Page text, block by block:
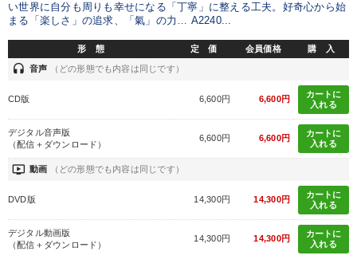
い世界に自分も周りも幸せになる「丁寧」に整える工夫。好奇心から始
まる「楽しさ」の追求、「氣」の力… A2240...
形 態 定 価 会員価格 購 入
headset 音声 （どの形態でも内容は同じです）
CD版 6,600円 6,600円
カートに
入れる
デジタル音声版
（配信＋ダウンロード）
6,600円 6,600円
カートに
入れる
ondemand_video 動画 （どの形態でも内容は同じです）
DVD版 14,300円 14,300円
カートに
入れる
デジタル動画版
（配信＋ダウンロード）
14,300円 14,300円
カートに
入れる